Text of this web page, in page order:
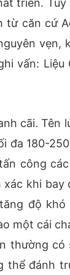
triển.
từ căn cứ
vẹn,
vấn:
cãi. Tên
đa 180-
công
khi bay
độ
một cái
thường có
thể đánh